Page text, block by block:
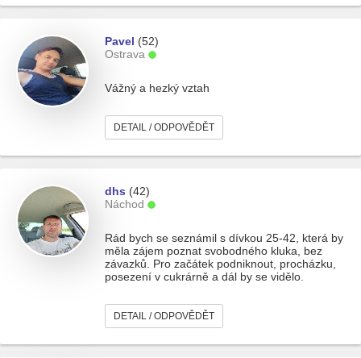
Pavel (52)
Ostrava
Vážný a hezký vztah
DETAIL / ODPOVĚDĚT
dhs (42)
Náchod
Rád bych se seznámil s dívkou 25-42, která by
měla zájem poznat svobodného kluka, bez
závazků. Pro začátek podniknout, procházku,
posezení v cukrárně a dál by se vidělo.
DETAIL / ODPOVĚDĚT